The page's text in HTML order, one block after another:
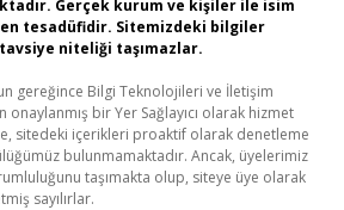
Gerçek kurum ve kişiler ile isim
tesadüfidir. Sitemizdeki bilgiler
niteliği taşımazlar.
gereğince Bilgi Teknolojileri ve İletişim
onaylanmış bir Yer Sağlayıcı olarak hizmet
sitedeki içerikleri proaktif olarak denetleme
bulunmamaktadır. Ancak, üyelerimiz
taşımakta olup, siteye üye olarak
sayılırlar.